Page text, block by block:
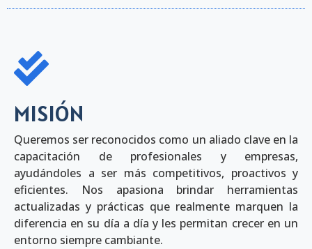
MISIÓN
Queremos ser reconocidos como un aliado clave en la
capacitación de profesionales y empresas,
ayudándoles a ser más competitivos, proactivos y
eficientes. Nos apasiona brindar herramientas
actualizadas y prácticas que realmente marquen la
diferencia en su día a día y les permitan crecer en un
entorno siempre cambiante.